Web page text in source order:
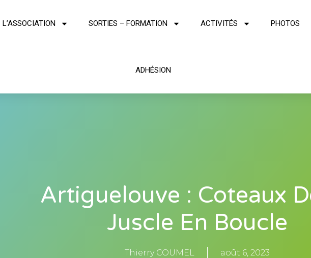
L’ASSOCIATION SORTIES – FORMATION ACTIVITÉS PHOTOS
ADHÉSION
Artiguelouve : Coteaux
Juscle En Boucle
Thierry COUMEL août 6, 2023